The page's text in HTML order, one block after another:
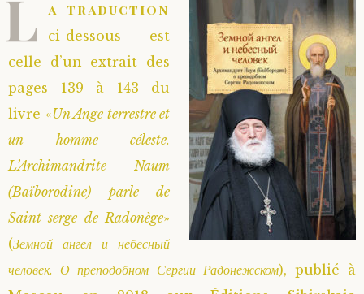
L a traduction
ci-dessous est
celle d’un extrait des
pages 139 à 143 du
livre «Un Ange terrestre et
un homme céleste.
L’Archimandrite Naum
(Baïborodine) parle de
Saint serge de Radonège»
(Земной ангел и небесный
человек. О преподобном Сергии Радонежском), publié à